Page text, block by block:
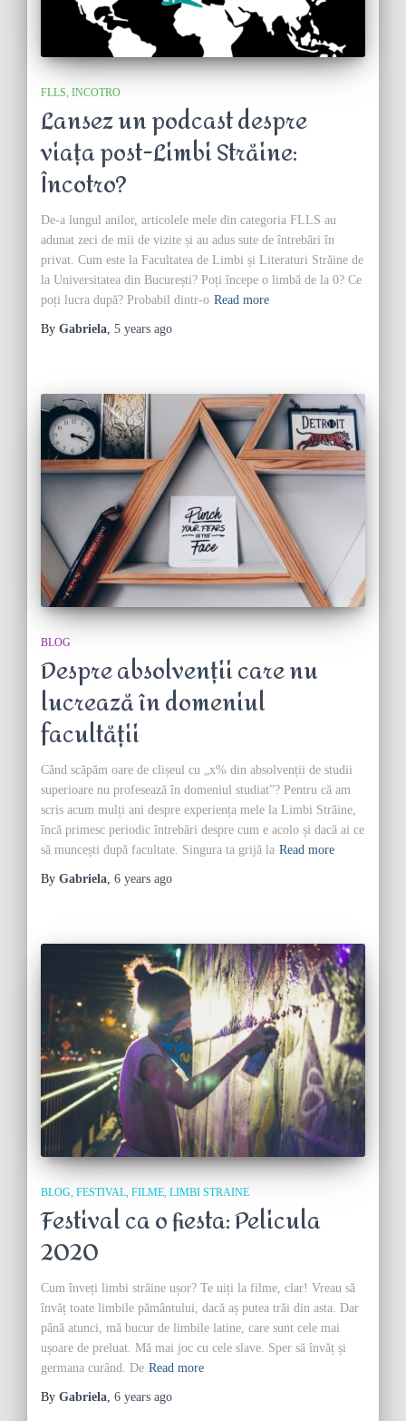
FLLS INCOTRO
Lansez un podcast despre
viața post-Limbi Străine:
Încotro?
De-a lungul anilor, articolele mele din categoria FLLS au
adunat zeci de mii de vizite și au adus sute de întrebări în
privat. Cum este la Facultatea de Limbi și Literaturi Străine de
la Universitatea din București? Poți începe o limbă de la 0? Ce
poți lucra după? Probabil dintr-o Read more
By Gabriela, 5 years ago
BLOG
Despre absolvenții care nu
lucrează în domeniul
facultății
Când scăpăm oare de clișeul cu „x% din absolvenții de studii
superioare nu profesează în domeniul studiat”? Pentru că am
scris acum mulți ani despre experiența mele la Limbi Străine,
încă primesc periodic întrebări despre cum e acolo și dacă ai ce
să muncești după facultate. Singura ta grijă la Read more
By Gabriela, 6 years ago
BLOG FESTIVAL FILME LIMBI STRAINE
Festival ca o fiesta: Pelicula
2020
Cum înveți limbi străine ușor? Te uiți la filme, clar! Vreau să
învăț toate limbile pământului, dacă aș putea trăi din asta. Dar
până atunci, mă bucur de limbile latine, care sunt cele mai
ușoare de preluat. Mă mai joc cu cele slave. Sper să învăț și
germana curând. De Read more
By Gabriela, 6 years ago